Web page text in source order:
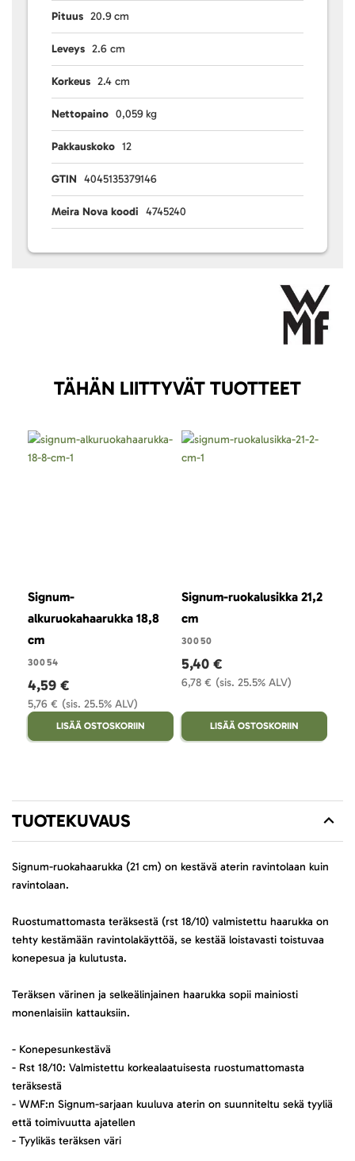
Pituus 20.9 cm
Leveys 2.6 cm
Korkeus 2.4 cm
Nettopaino 0,059 kg
Pakkauskoko 12
GTIN 4045135379146
Meira Nova koodi 4745240
TÄHÄN LIITTYVÄT TUOTTEET
Signum-
alkuruokahaarukka 18,8
cm
30054
(sis. 25.5% ALV)
5,76 €
4,59 €
LISÄÄ OSTOSKORIIN
Signum-ruokalusikka 21,2
cm
30050
(sis. 25.5% ALV)
6,78 €
5,40 €
LISÄÄ OSTOSKORIIN
TUOTEKUVAUS
Signum-ruokahaarukka (21 cm) on kestävä aterin ravintolaan kuin
ravintolaan.
Ruostumattomasta teräksestä (rst 18/10) valmistettu haarukka on
tehty kestämään ravintolakäyttöä, se kestää loistavasti toistuvaa
konepesua ja kulutusta.
Teräksen värinen ja selkeälinjainen haarukka sopii mainiosti
monenlaisiin kattauksiin.
- Konepesunkestävä
- Rst 18/10: Valmistettu korkealaatuisesta ruostumattomasta
teräksestä
- WMF:n Signum-sarjaan kuuluva aterin on suunniteltu sekä tyyliä
että toimivuutta ajatellen
- Tyylikäs teräksen väri